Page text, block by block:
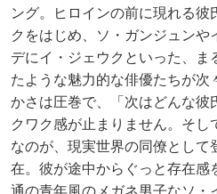
ング。ヒロインの前に現れる
クをはじめ、ソ・ガンジュンや
デにイ・ジェウクといった、ま
たような魅力的な俳優たちが次
かさは圧巻で、「次はどんな彼
クワク感が止まりません。そし
なのが、現実世界の同僚として
在。彼が途中からぐっと存在感